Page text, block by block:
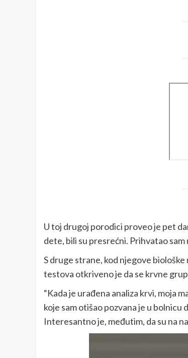
U toj drugoj porodici proveo je pet
dete, bili su presrećni. Prihvatao sam
S druge strane, kod njegove
testova otkriveno je da se krvne
“Kada je urađena analiza krvi, moja
koje sam otišao pozvana je u bolnicu
Interesantno je, međutim, da su na